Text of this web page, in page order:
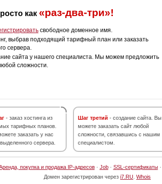
как «раз-два-три»!
свободное доменное имя.
выбрав подходящий тарифный план или заказать
сервера.
сайта у нашего специалиста. Мы можем предложить
сложности.
- заказ хостинга из
тарифных планов.
заказать у нас
сервера.
Шаг третий - создание сайта. Вы
можете заказать сайт любой
сложности, связавшись с нашим
специалистом.
покупка и продажа IP-адресов· Job· SSL-сертификаты·
Домен зарегистрирован через i7.RU Whois